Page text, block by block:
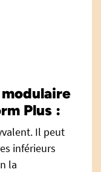
Plus :
Il peut
inférieurs
la